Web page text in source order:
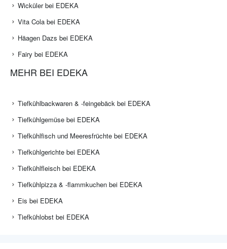
Wicküler bei EDEKA
Vita Cola bei EDEKA
Häagen Dazs bei EDEKA
Fairy bei EDEKA
MEHR BEI EDEKA
Tiefkühlbackwaren & -feingebäck bei EDEKA
Tiefkühlgemüse bei EDEKA
Tiefkühlfisch und Meeresfrüchte bei EDEKA
Tiefkühlgerichte bei EDEKA
Tiefkühlfleisch bei EDEKA
Tiefkühlpizza & -flammkuchen bei EDEKA
Eis bei EDEKA
Tiefkühlobst bei EDEKA